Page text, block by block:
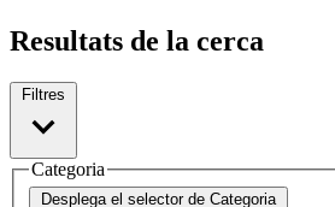
Resultats de la cerca
Filtres
Categoria
Desplega el selector de Categoria